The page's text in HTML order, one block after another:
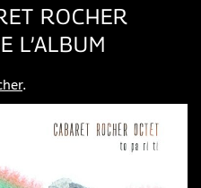
ROCHER
L’ALBUM
.